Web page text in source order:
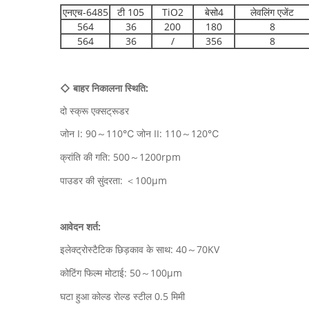
एनएच-6485
टी 105 TiO2 बेसो4 लेवलिंग एजेंट
564
36 200 180 8
564
36 / 356 8
◇ बाहर निकालना स्थिति:
दो स्क्रू एक्सट्रूडर
जोन I: 90～110℃ जोन II: 110～120℃
क्रांति की गति: 500～1200rpm
पाउडर की सुंदरता: ＜100μm
आवेदन शर्त:
इलेक्ट्रोस्टैटिक छिड़काव के साथ: 40～70KV
कोटिंग फिल्म मोटाई: 50～100μm
घटा हुआ कोल्ड रोल्ड स्टील 0.5 मिमी